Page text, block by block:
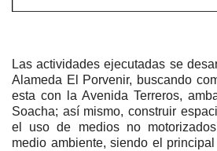
Las actividades ejecutadas se
Alameda El Porvenir, buscando
esta con la Avenida Terreros,
Soacha; así mismo, construir
el uso de medios no
medio ambiente, siendo el